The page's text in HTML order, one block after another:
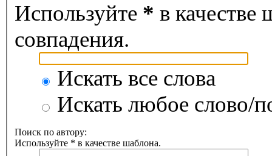
Используйте * в качестве
совпадения.
Искать все слова
Искать любое слово/
Поиск по автору:
Используйте * в качестве шаблона.